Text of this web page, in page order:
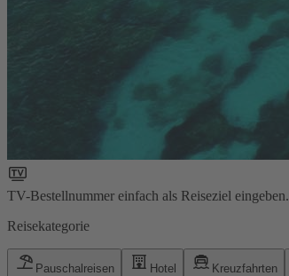
TV-Bestellnummer einfach als Reiseziel eingeben.
Reisekategorie
Pauschalreisen Hotel Kreuzfahrten